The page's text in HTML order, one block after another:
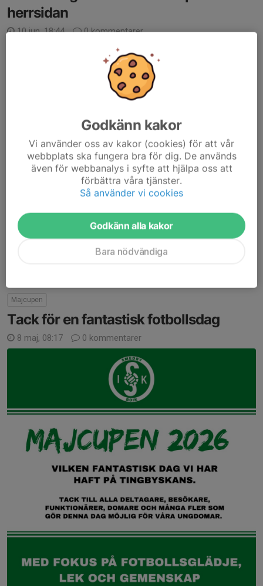
herrsidan
10 jun, 18:44
0 kommentarer
Efter nästa 4 år väljer Toni Kujundzic att sluta som huvudtränare
för herrlaget, samtidigt avslutar även Vedran Vuletic sitt jobb
Damir Spahic, Dennis Forsnor och Dan Johansson tar över laget
Fotbollsskolan
Ingen fotbollsskola 2026
1 kommentar
Beslutet grundar sig i flera olika faktorer. Dels har vi haft brist på
personal med möjlighet att planera och genomföra
verksamheten på det sätt vi önskar,...
Majcupen
Tack för en fantastisk fotbollsdag
8 maj, 08:17 0 kommentarer
Godkänn kakor
Vi använder oss av kakor (cookies) för att vår
webbplats ska fungera bra för dig. De används
även för webbanalys i syfte att hjälpa oss att
förbättra våra tjänster.
Så använder vi cookies
Godkänn alla kakor
Bara nödvändiga